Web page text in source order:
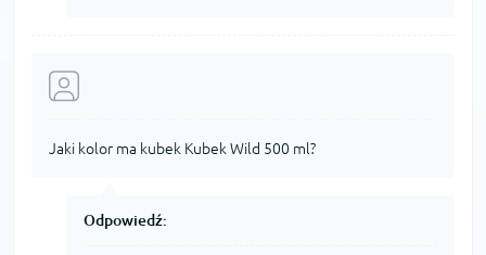
Jaki kolor ma kubek Kubek Wild 500 ml?
Odpowiedź: